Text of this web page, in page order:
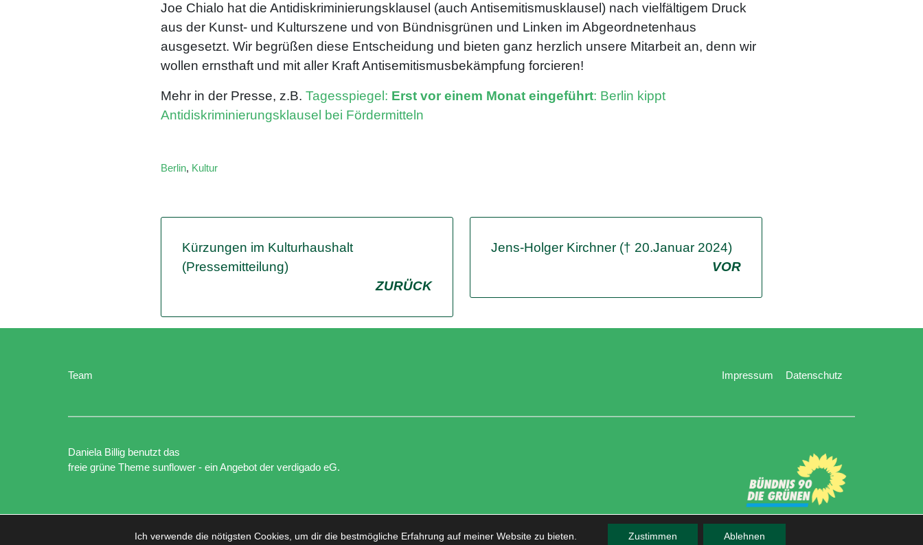
Joe Chialo hat die Antidiskriminierungsklausel (auch Antisemitismusklausel) nach vielfältigem Druck
aus der Kunst- und Kulturszene und von Bündnisgrünen und Linken im Abgeordnetenhaus
ausgesetzt. Wir begrüßen diese Entscheidung und bieten ganz herzlich unsere Mitarbeit an, denn wir
wollen ernsthaft und mit aller Kraft Antisemitismusbekämpfung forcieren!
Mehr in der Presse, z.B. Tagesspiegel: Erst vor einem Monat eingeführt: Berlin kippt
Antidiskriminierungsklausel bei Fördermitteln
Berlin, Kultur
Kürzungen im Kulturhaushalt
(Pressemitteilung)
ZURÜCK
Jens-Holger Kirchner († 20.Januar 2024)
VOR
Team Impressum Datenschutz
Daniela Billig benutzt das
freie grüne Theme sunflower ‐ ein Angebot der verdigado eG.
Ich verwende die nötigsten Cookies, um dir die bestmögliche Erfahrung auf meiner Website zu bieten. Zustimmen Ablehnen